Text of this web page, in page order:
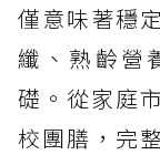
僅意味著穩
纖、熟齡營
礎。從家庭
校團膳，完